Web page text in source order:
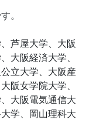
。
芦屋大学、大阪
大阪経済大学、
立大学、大阪産
阪女学院大学、
大阪電気通信大
学、岡山理科大